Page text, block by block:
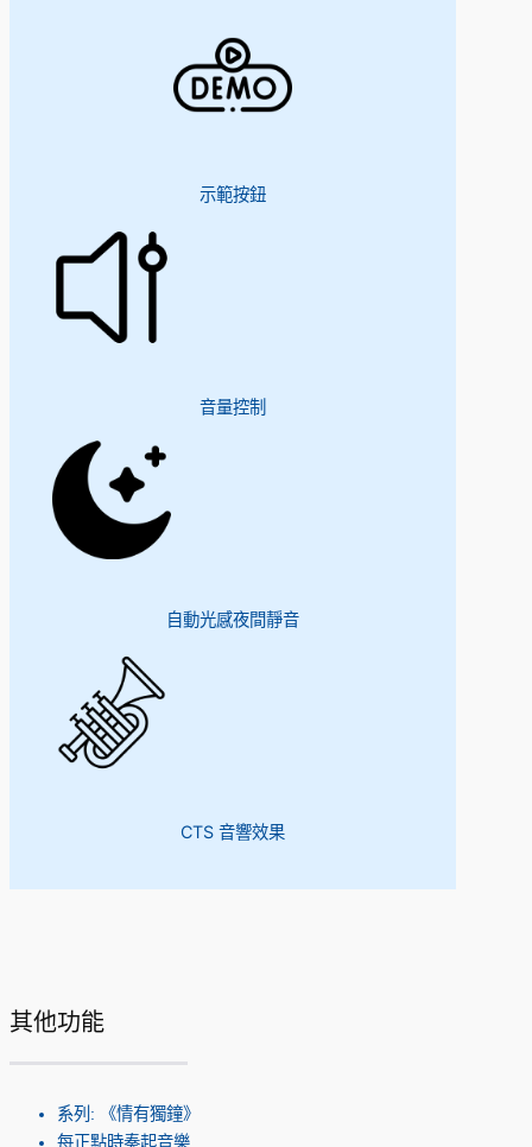
示範按鈕
音量控制
自動光感夜間靜音
CTS 音響效果
其他功能
系列: 《情有獨鐘》
每正點時奏起音樂